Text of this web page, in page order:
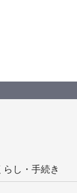
らし・手続き